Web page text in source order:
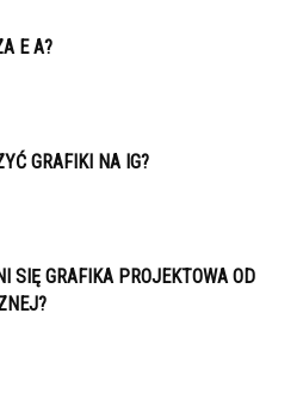
E A?
GRAFIKI NA IG?
SIĘ GRAFIKA PROJEKTOWA OD